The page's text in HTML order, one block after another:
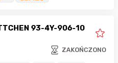
93-4Y-906-10
ZAKOŃCZONO